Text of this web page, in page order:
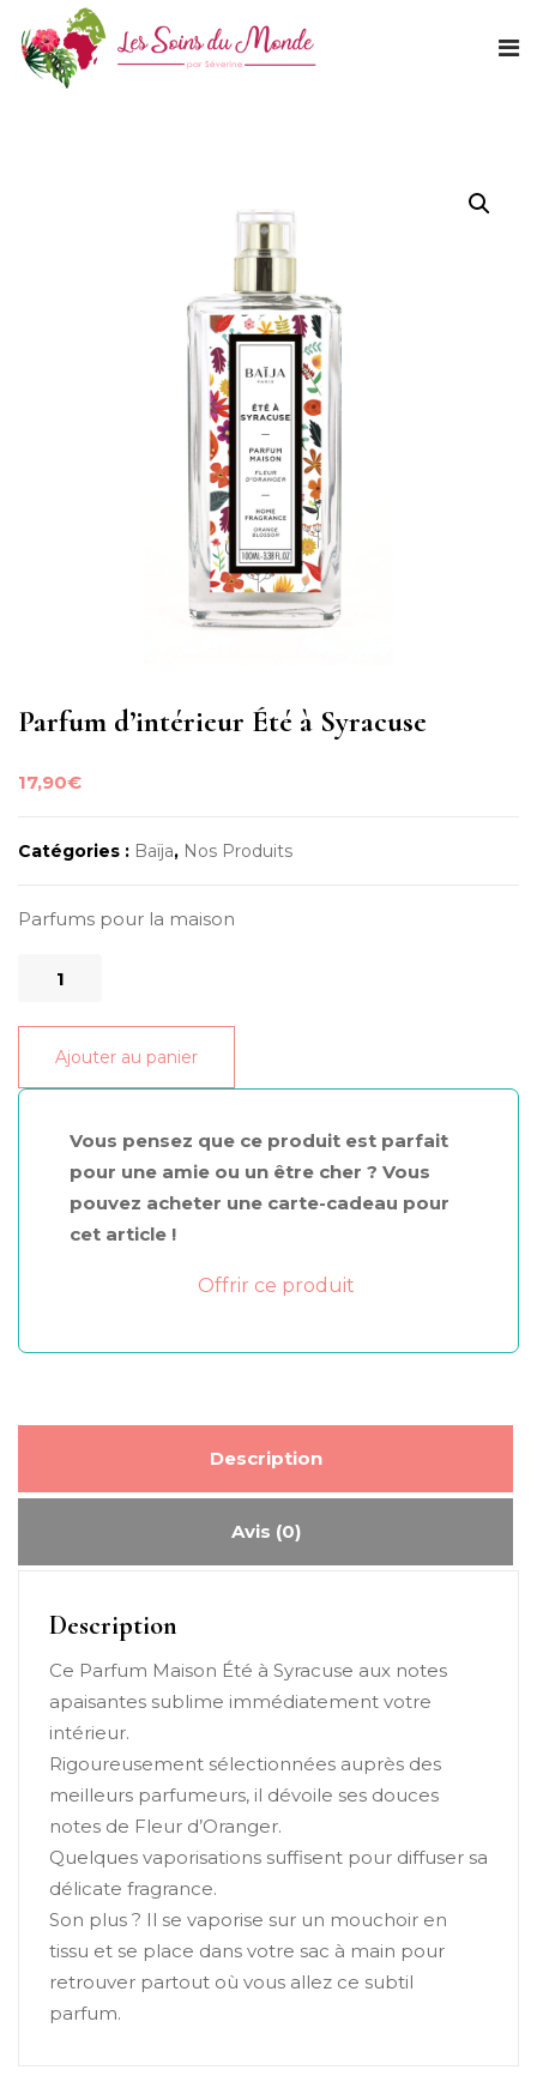
Parfum d’intérieur Été à Syracuse
17,90€
Catégories : Baïja, Nos Produits
Parfums pour la maison
quantité
Parfum
d'intérieur
Été
Syracuse
Ajouter au panier
Vous pensez que ce produit est parfait
pour une amie ou un être cher ? Vous
pouvez acheter une carte-cadeau pour
cet article !
Offrir ce produit
Description
Avis (0)
Description
Ce Parfum Maison Été à Syracuse aux notes
apaisantes sublime immédiatement votre
intérieur.
Rigoureusement sélectionnées auprès des
meilleurs parfumeurs, il dévoile ses douces
notes de Fleur d’Oranger.
Quelques vaporisations suffisent pour diffuser sa
délicate fragrance.
Son plus ? Il se vaporise sur un mouchoir en
tissu et se place dans votre sac à main pour
retrouver partout où vous allez ce subtil
parfum.